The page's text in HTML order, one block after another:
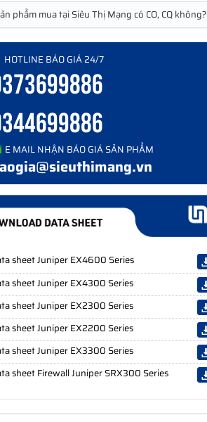
phẩm mua tại Siêu Thị Mạng có CO, CQ không?
HOTLINE BÁO GIÁ 24/7
E MAIL NHẬN BÁO GIÁ SẢN PHẨM
sheet Juniper EX4600 Series
sheet Juniper EX4300 Series
sheet Juniper EX2300 Series
sheet Juniper EX2200 Series
sheet Juniper EX3300 Series
sheet Firewall Juniper SRX300 Series